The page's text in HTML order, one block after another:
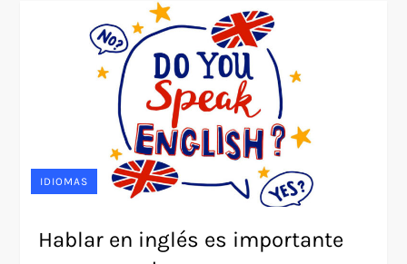
IDIOMAS
Hablar en inglés es importante